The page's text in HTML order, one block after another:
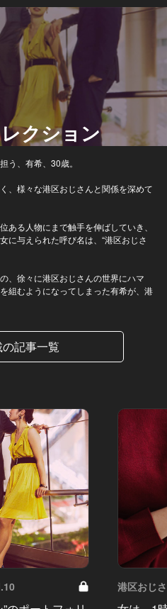
クション
う、有希、30歳。
、様々な港区おじさんと関係を深めて
ある人物にまで触手を伸ばしていき、
に与えられた呼び名は、“港区おじさ
、徐々に港区おじさんの世界にハマ
組むようになってしまった有希が、港
記事一覧
港区おじ